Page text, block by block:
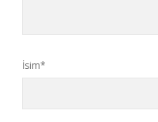
İsim*